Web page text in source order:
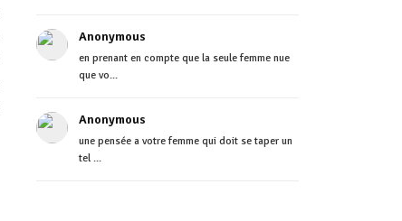
Anonymous
en prenant en compte que la seule femme nue
que vo...
Anonymous
une pensée a votre femme qui doit se taper un
tel ...